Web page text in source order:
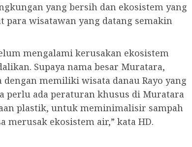
yang bersih dan ekosistem yang
para wisatawan yang datang semakin
mengalami kerusakan ekosistem
Supaya nama besar Muratara,
memiliki wisata danau Rayo yang
perlu ada peraturan khusus di Muratara
plastik, untuk meminimalisir sampah
merusak ekosistem air,” kata HD.